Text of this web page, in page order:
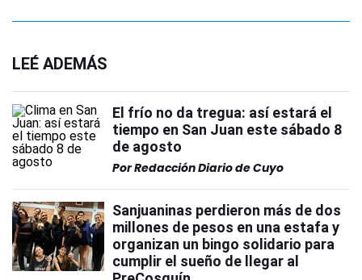
LEÉ ADEMÁS
El frío no da tregua: así estará el
tiempo en San Juan este sábado 8
de agosto
PorRedacción Diario de Cuyo
Sanjuaninas perdieron más de dos
millones de pesos en una estafa y
organizan un bingo solidario para
cumplir el sueño de llegar al